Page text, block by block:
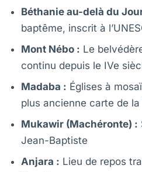
Béthanie au-delà du
baptême, inscrit à
Mont Nébo : Le
continu depuis le IVe
Madaba : Églises à
plus ancienne carte de
Mukawir (Machéronte) :
Jean-Baptiste
Anjara : Lieu de repos